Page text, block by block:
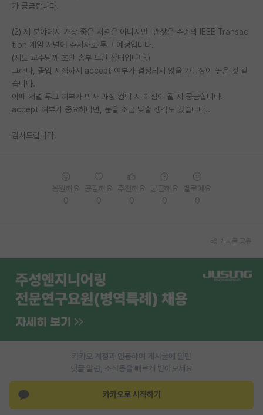
PI 전용 게시판
인문사회 계열 게시판
특수/전문대학원 게시판
반도체/AI 게시판
장학금/장학생 게시판
가 궁금합니다.
(2) 제 분야에서 가장 좋은 저널은 아니지만, 괜찮은 수준의 IEEE Transac
tion 계열 저널에 주저자로 투고 예정입니다.
(지도 교수님께 초안 송부 드린 상태입니다.)
그러나, 졸업 시점까지 accept 여부가 결정되지 않을 가능성이 높은 것 같
습니다.
이때 저널 투고 여부가 박사 과정 컨택 시 이점이 될 지 궁금합니다.
accept 여부가 중요하다면, 눈을 조금 낮출 생각도 있습니다..
감사드립니다.
카카오 계정과 연동하여 게시글에 달린
댓글 알람, 소식등을 빠르게 받아보세요
카카오로 시작하기